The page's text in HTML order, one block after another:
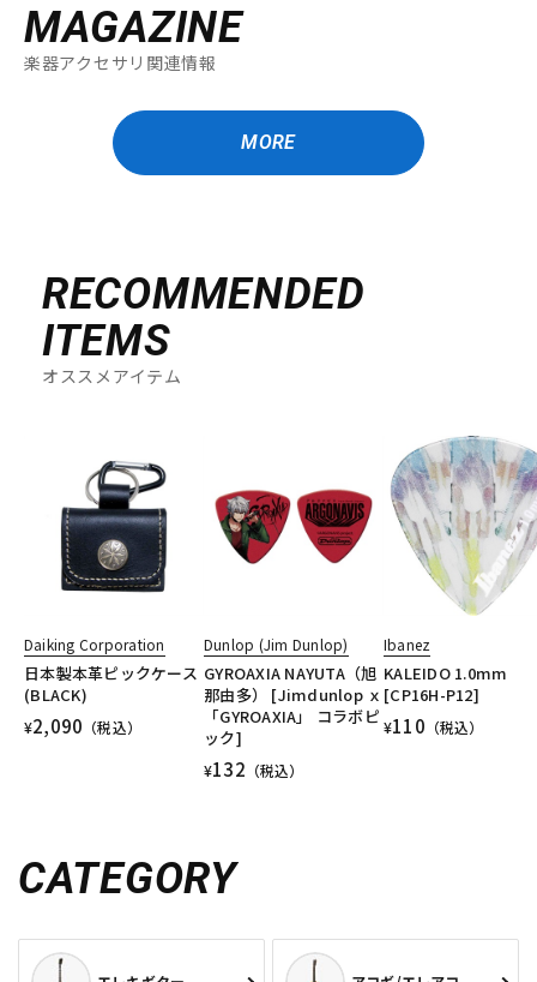
MAGAZINE
楽器アクセサリ関連情報
MORE
RECOMMENDED
ITEMS
オススメアイテム
Daiking Corporation
日本製本革ピックケース
(BLACK)
¥2,090 （税込）
Dunlop (Jim Dunlop)
GYROAXIA NAYUTA（旭
那由多） [Jimdunlop ｘ
「GYROAXIA」 コラボピ
ック]
¥132 （税込）
Ibanez
KALEIDO 1.0mm
[CP16H-P12]
¥110 （税込）
CATEGORY